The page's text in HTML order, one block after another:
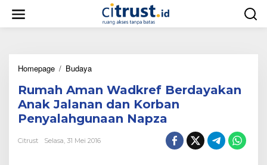
w
Homepage / Budaya
m
a
h
A
a
Rumah Aman Wadkref Berdayakan
Anak Jalanan dan Korban
Penyalahgunaan Napza
Citrust Selasa, 31 Mei 2016